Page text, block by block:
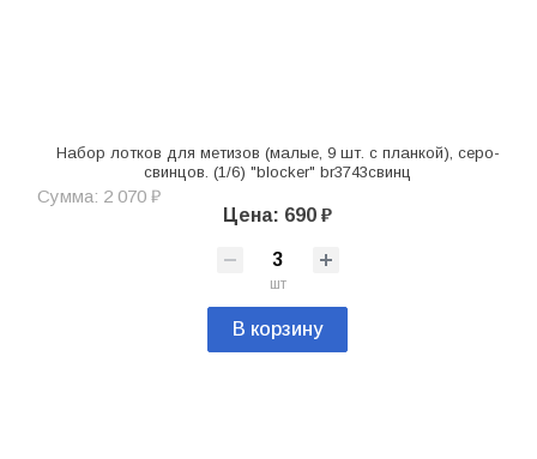
Набор лотков для метизов (малые, 9 шт. с планкой), серо-
свинцов. (1/6) "blocker" br3743свинц
Сумма: 2 070 ₽
Цена: 690 ₽
шт
В корзину